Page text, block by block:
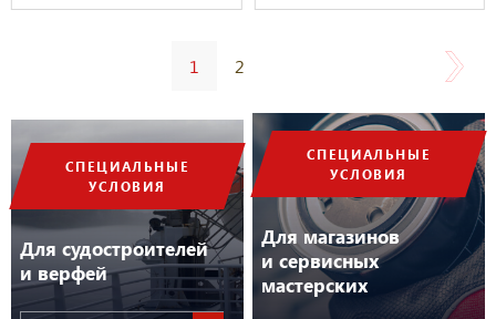
СПЕЦИАЛЬНЫЕ
УСЛОВИЯ
Для судостроителей
и верфей
СПЕЦИАЛЬНЫЕ
УСЛОВИЯ
Для магазинов
и сервисных
мастерских
1 2